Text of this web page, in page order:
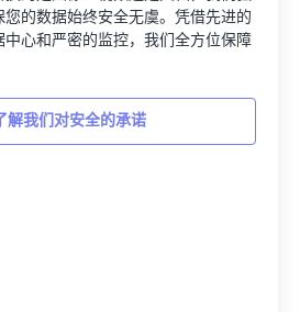
的数据始终安全无虞。凭借先进的
心和严密的监控，我们全方位保障
解我们对安全的承诺